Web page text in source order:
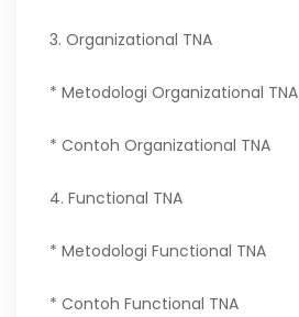
3. Organizational TNA
* Metodologi Organizational TNA
* Contoh Organizational TNA
4. Functional TNA
* Metodologi Functional TNA
* Contoh Functional TNA